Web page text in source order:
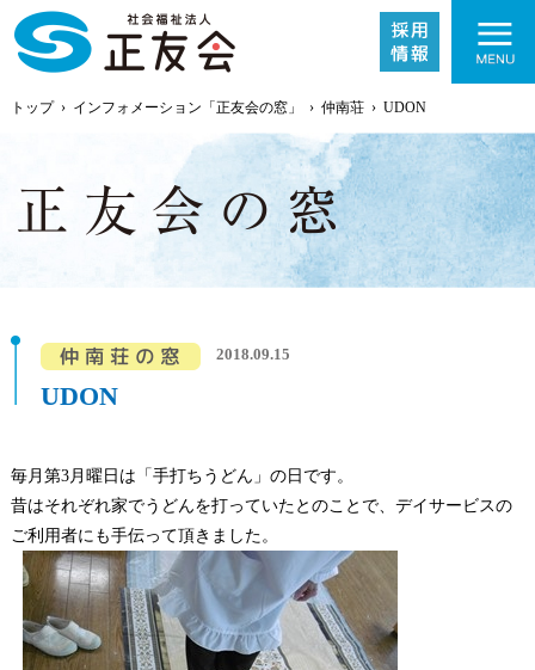
事業内容
トップ› インフォメーション「正友会の窓」 › 仲南荘› UDON
2018.09.15
UDON
毎月第3月曜日は「手打ちうどん」の日です。
昔はそれぞれ家でうどんを打っていたとのことで、デイサービスの
ご利用者にも手伝って頂きました。